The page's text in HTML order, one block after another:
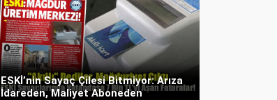
ESKİ’nin Sayaç Çilesi Bitmiyor: Arıza
İdareden, Maliyet Aboneden